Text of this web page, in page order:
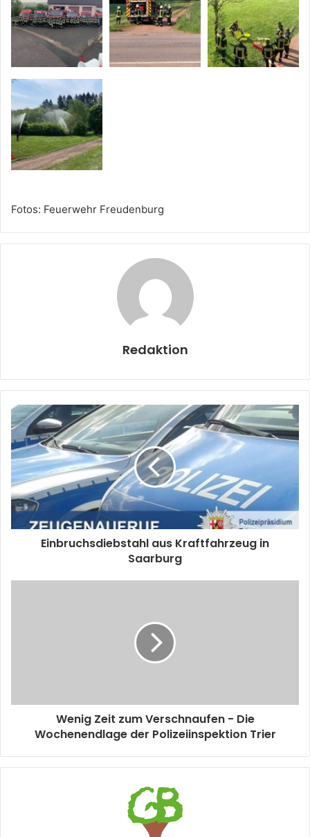
Fotos: Feuerwehr Freudenburg
Redaktion
Einbruchsdiebstahl aus Kraftfahrzeug in
Saarburg
Wenig Zeit zum Verschnaufen - Die
Wochenendlage der Polizeiinspektion Trier